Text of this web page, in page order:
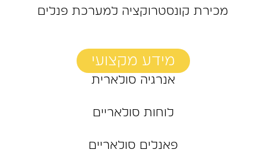
מכירת קונסטרוקציה למערכת פנלים
מידע מקצועי
אנרגיה סולארית
לוחות סולאריים
פאנלים סולאריים